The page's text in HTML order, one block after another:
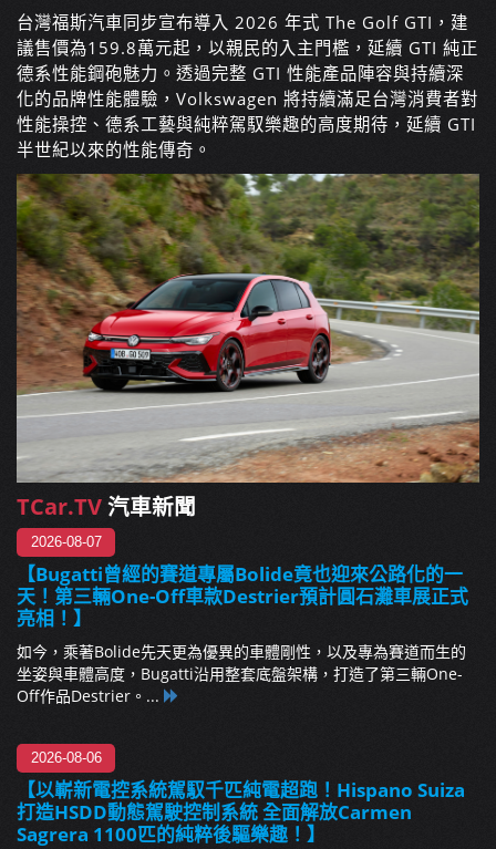
台灣福斯汽車同步宣布導入 2026 年式 The Golf GTI，建
議售價為159.8萬元起，以親民的入主門檻，延續 GTI 純正
德系性能鋼砲魅力。透過完整 GTI 性能產品陣容與持續深
化的品牌性能體驗，Volkswagen 將持續滿足台灣消費者對
性能操控、德系工藝與純粹駕馭樂趣的高度期待，延續 GTI
半世紀以來的性能傳奇。
TCar.TV汽車新聞
2026-08-07
【Bugatti曾經的賽道專屬Bolide竟也迎來公路化的一
天！第三輛One-Off車款Destrier預計圓石灘車展正式
亮相！】
如今，乘著Bolide先天更為優異的車體剛性，以及專為賽道而生的
坐姿與車體高度，Bugatti沿用整套底盤架構，打造了第三輛One-
Off作品Destrier。...
2026-08-06
【以嶄新電控系統駕馭千匹純電超跑！Hispano Suiza
打造HSDD動態駕駛控制系統 全面解放Carmen
Sagrera 1100匹的純粹後驅樂趣！】